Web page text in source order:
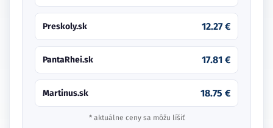
Preskoly.sk 12.27 €
PantaRhei.sk 17.81 €
Martinus.sk 18.75 €
* aktuálne ceny sa môžu líšiť